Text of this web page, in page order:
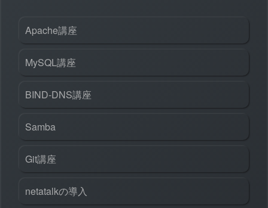
Apache講座
MySQL講座
BIND-DNS講座
Samba
Git講座
netatalkの導入